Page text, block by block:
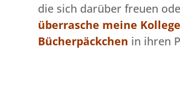
die sich darüber freuen
überrasche meine
Bücherpäckchen in ihren